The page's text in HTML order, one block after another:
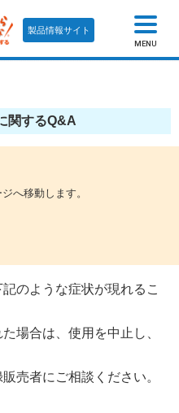
製品情報サイト
MENU
関するQ&A
へ移動します。
のような症状が現れるこ
場合は、使用を中止し、
売者にご相談ください。